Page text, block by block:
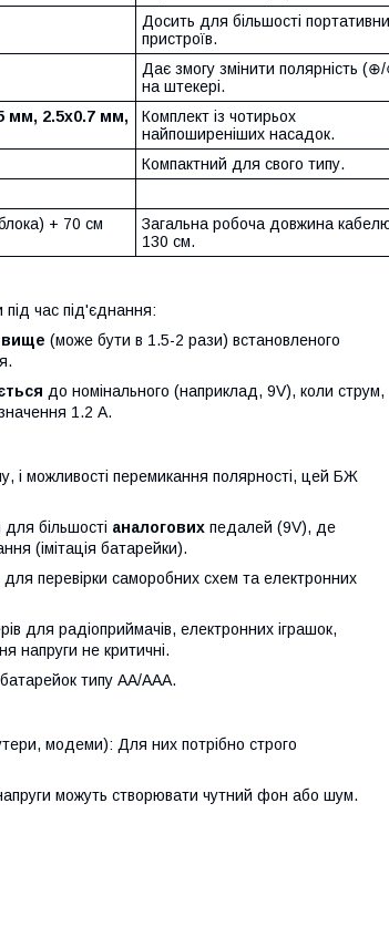
Досить для більшості
пристроїв.
Дає змогу змінити полярність (⊕/
на штекері.
мм, 2.5x0.7 мм,
Комплект із чотирьох
найпоширеніших насадок.
Компактний для свого типу.
+ 70 см
Загальна робоча довжина
130 см.
час під'єднання:
вище (може бути в 1.5-2 рази) встановленого
до номінального (наприклад, 9V), коли струм,
1.2 А.
і можливості перемикання полярності, цей БЖ
більшості аналогових педалей (9V), де
(імітація батарейки).
перевірки саморобних схем та електронних
для радіоприймачів, електронних іграшок,
напруги не критичні.
типу AA/AAA.
модеми): Для них потрібно строго
можуть створювати чутний фон або шум.